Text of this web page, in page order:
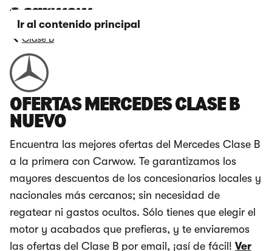
Ir al contenido principal
Clase B
OFERTAS MERCEDES CLASE B
NUEVO
Encuentra las mejores ofertas del Mercedes Clase B
a la primera con Carwow. Te garantizamos los
mayores descuentos de los concesionarios locales y
nacionales más cercanos; sin necesidad de
regatear ni gastos ocultos. Sólo tienes que elegir el
motor y acabados que prefieras, y te enviaremos
las ofertas del Clase B por email, ¡así de fácil! Ver